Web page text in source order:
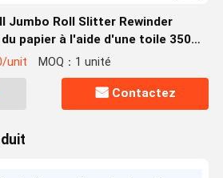
Jumbo Roll Slitter Rewinder
papier à l'aide d'une toile 350
unit MOQ：1 unité
Contactez